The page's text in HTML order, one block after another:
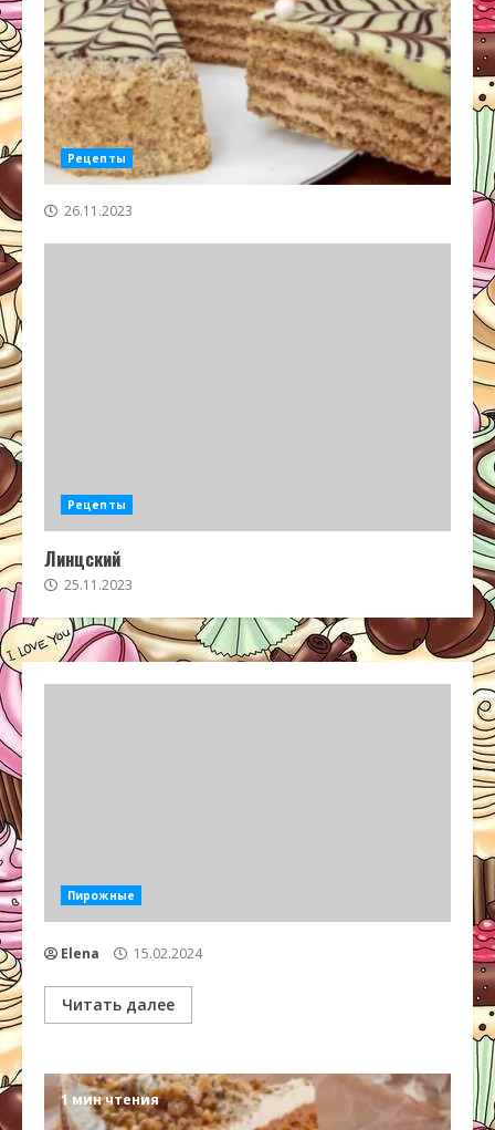
Рецепты
26.11.2023
Рецепты
Линцский
25.11.2023
Пирожные
Elena 15.02.2024
Читать далее
1 мин чтения